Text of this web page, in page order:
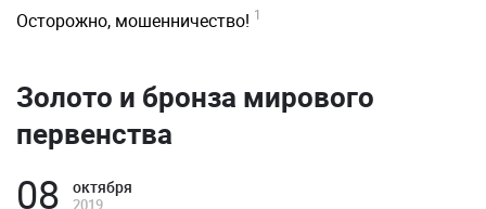
Осторожно, мошенничество! 1
Золото и бронза мирового
первенства
08 октября
2019